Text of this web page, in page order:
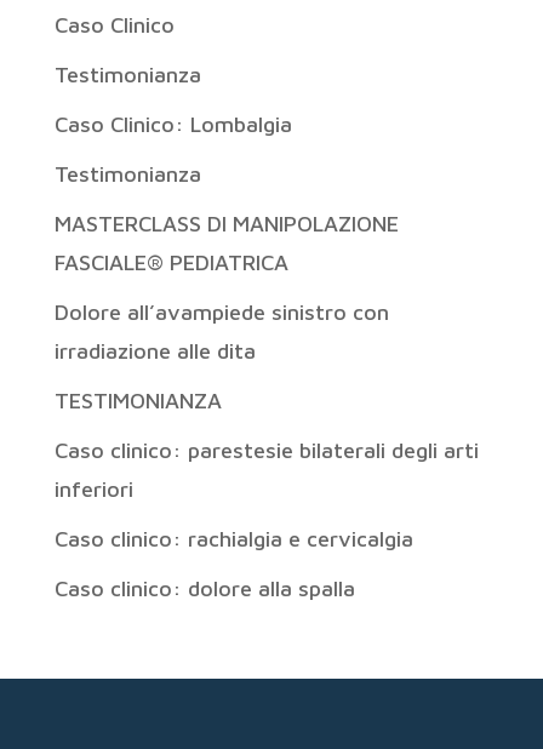
Caso Clinico
Testimonianza
Caso Clinico: Lombalgia
Testimonianza
MASTERCLASS DI MANIPOLAZIONE
FASCIALE® PEDIATRICA
Dolore all’avampiede sinistro con
irradiazione alle dita
TESTIMONIANZA
Caso clinico: parestesie bilaterali degli arti
inferiori
Caso clinico: rachialgia e cervicalgia
Caso clinico: dolore alla spalla